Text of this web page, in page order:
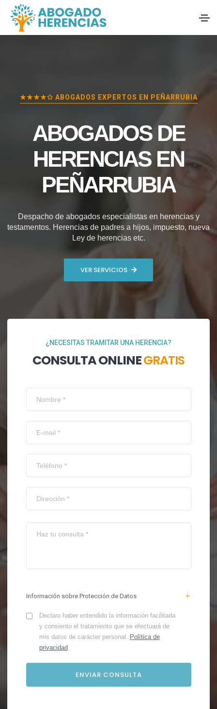
★★★★✩ ABOGADOS EXPERTOS EN PEÑARRUBIA
ABOGADOS DE
HERENCIAS EN
PEÑARRUBIA
Despacho de abogados especialistas en herencias y
testamentos. Herencias de padres a hijos, impuesto, nueva
Ley de herencias etc.
VER SERVICIOS
¿NECESITAS TRAMITAR UNA HERENCIA?
CONSULTA ONLINEGRATIS
Información sobre Protección de Datos
Declaro haber entendido la información facilitada
y consiento el tratamiento que se efectuará de
mis datos de carácter personal. Política de
privacidad.